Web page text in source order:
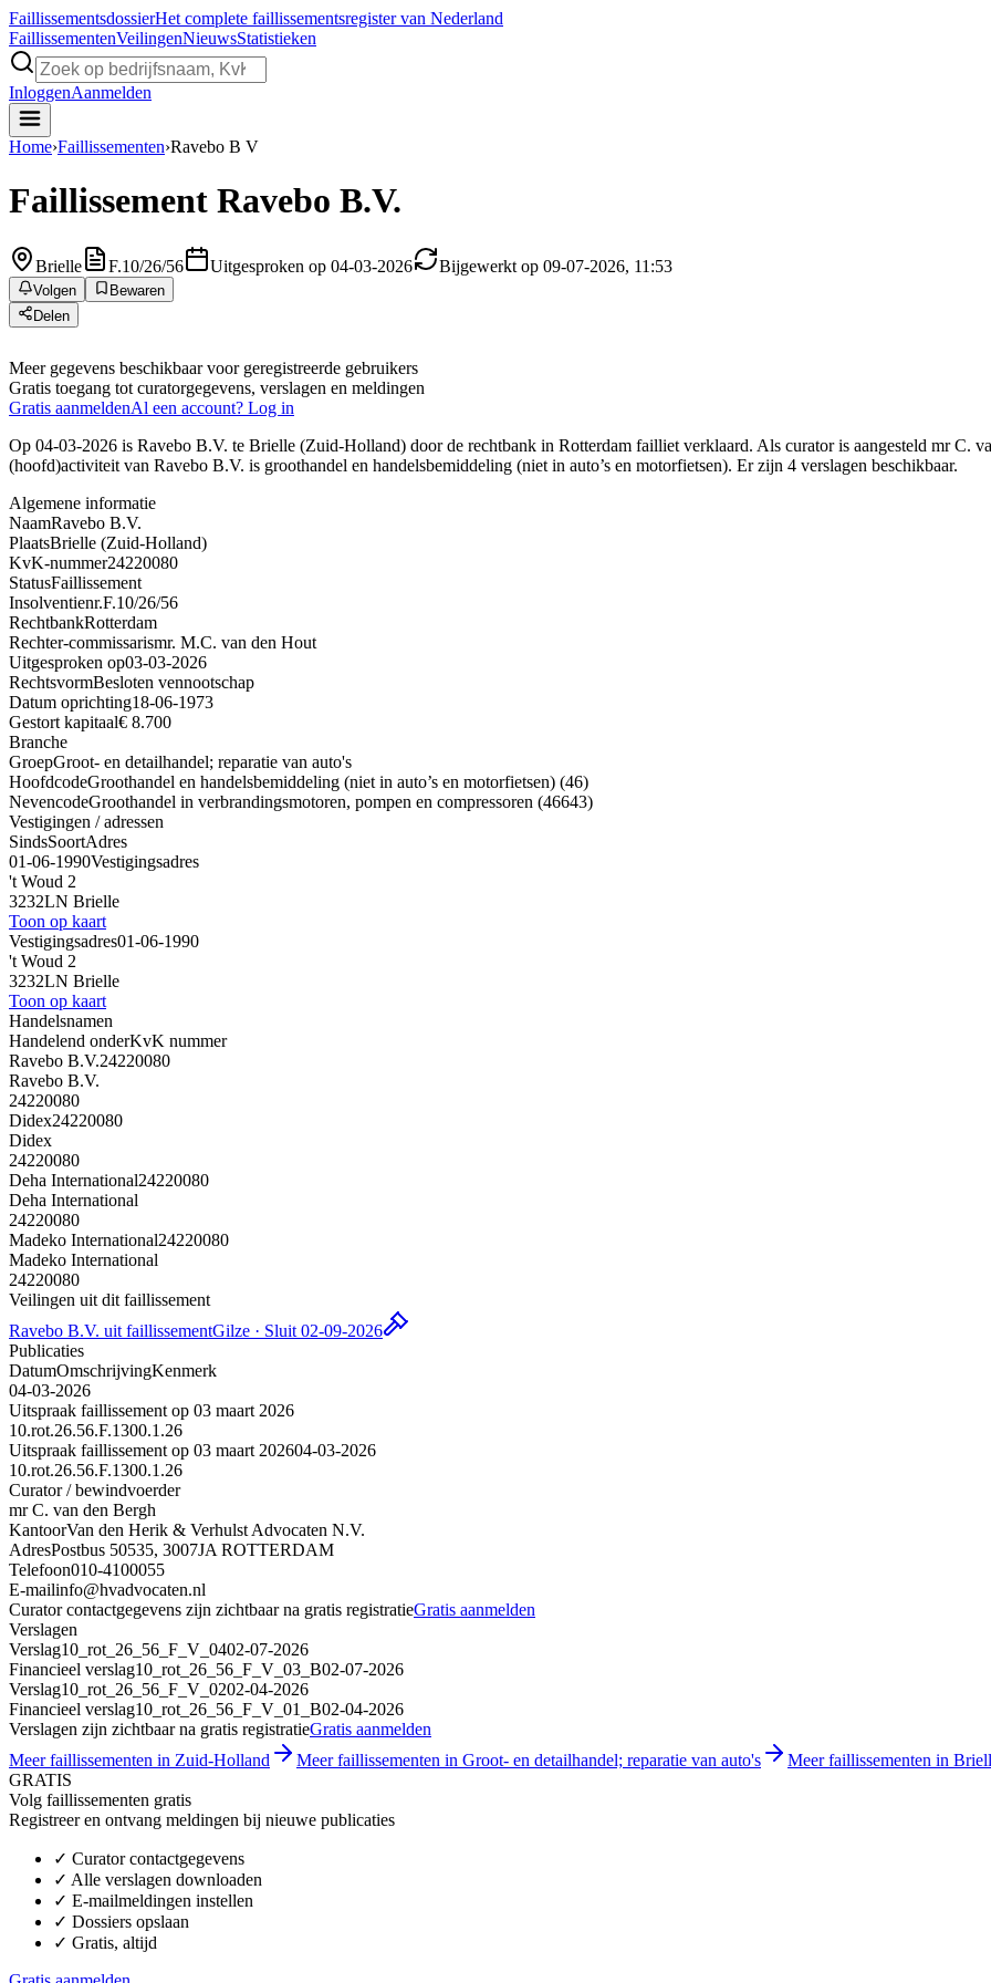
FaillissementsdossierHet complete faillissementsregister van Nederland
FaillissementenVeilingenNieuwsStatistieken
InloggenAanmelden
Home›Faillissementen›Ravebo B V
Faillissement Ravebo B.V.
Brielle F.10/26/56 Uitgesproken op 04-03-2026 Bijgewerkt op 09-07-2026, 11:53
Volgen
Bewaren
Delen
Meer gegevens beschikbaar voor geregistreerde gebruikers
Gratis toegang tot curatorgegevens, verslagen en meldingen
Gratis aanmeldenAl een account? Log in
Op 04-03-2026 is Ravebo B.V. te Brielle (Zuid-Holland) door de rechtbank in Rotterdam failliet verklaard. Als curator is aangesteld mr C.
(hoofd)activiteit van Ravebo B.V. is groothandel en handelsbemiddeling (niet in auto’s en motorfietsen). Er zijn 4 verslagen beschikbaar.
Algemene informatie
NaamRavebo B.V.
PlaatsBrielle (Zuid-Holland)
KvK-nummer24220080
StatusFaillissement
Insolventienr.F.10/26/56
RechtbankRotterdam
Rechter-commissarismr. M.C. van den Hout
Uitgesproken op03-03-2026
RechtsvormBesloten vennootschap
Datum oprichting18-06-1973
Gestort kapitaal€ 8.700
Branche
GroepGroot- en detailhandel; reparatie van auto's
HoofdcodeGroothandel en handelsbemiddeling (niet in auto’s en motorfietsen) (46)
NevencodeGroothandel in verbrandingsmotoren, pompen en compressoren (46643)
Vestigingen / adressen
SindsSoortAdres
01-06-1990Vestigingsadres
't Woud 2
3232LN Brielle
Toon op kaart
Vestigingsadres01-06-1990
't Woud 2
3232LN Brielle
Toon op kaart
Handelsnamen
Handelend onderKvK nummer
Ravebo B.V.24220080
Ravebo B.V.
24220080
Didex24220080
Didex
24220080
Deha International24220080
Deha International
24220080
Madeko International24220080
Madeko International
24220080
Veilingen uit dit faillissement
Ravebo B.V. uit faillissementGilze · Sluit 02-09-2026
Publicaties
DatumOmschrijvingKenmerk
04-03-2026
Uitspraak faillissement op 03 maart 2026
10.rot.26.56.F.1300.1.26
Uitspraak faillissement op 03 maart 202604-03-2026
10.rot.26.56.F.1300.1.26
Curator / bewindvoerder
mr C. van den Bergh
KantoorVan den Herik & Verhulst Advocaten N.V.
AdresPostbus 50535, 3007JA ROTTERDAM
Telefoon010-4100055
E-mailinfo@hvadvocaten.nl
Curator contactgegevens zijn zichtbaar na gratis registratieGratis aanmelden
Verslagen
Verslag10_rot_26_56_F_V_0402-07-2026
Financieel verslag10_rot_26_56_F_V_03_B02-07-2026
Verslag10_rot_26_56_F_V_0202-04-2026
Financieel verslag10_rot_26_56_F_V_01_B02-04-2026
Verslagen zijn zichtbaar na gratis registratieGratis aanmelden
Meer faillissementen in Zuid-Holland
Meer faillissementen in Groot- en detailhandel; reparatie van auto's
Meer faillissementen in
GRATIS
Volg faillissementen gratis
Registreer en ontvang meldingen bij nieuwe publicaties
✓ Curator contactgegevens
✓ Alle verslagen downloaden
✓ E-mailmeldingen instellen
✓ Dossiers opslaan
✓ Gratis, altijd